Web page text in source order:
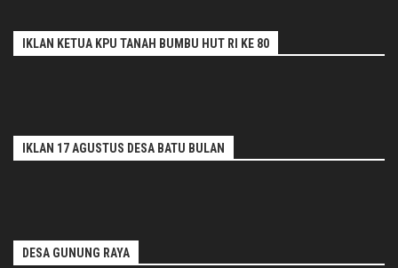
IKLAN KETUA KPU TANAH BUMBU HUT RI KE 80
IKLAN 17 AGUSTUS DESA BATU BULAN
DESA GUNUNG RAYA